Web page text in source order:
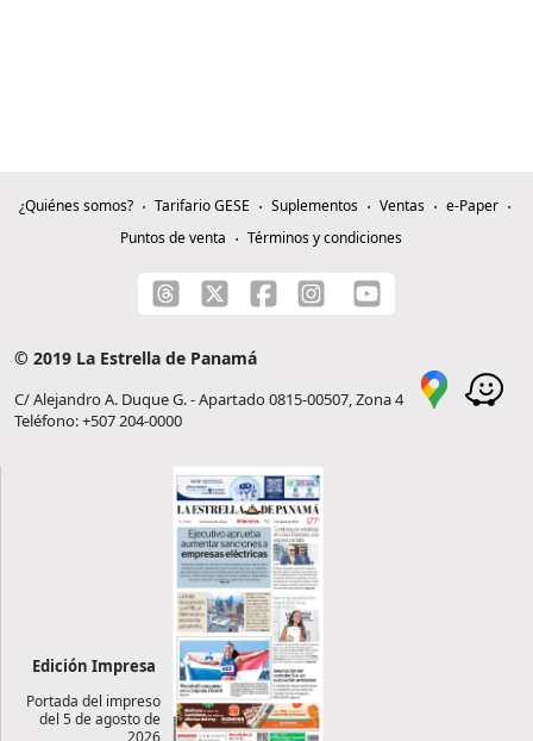
¿Quiénes somos? Tarifario GESE Suplementos Ventas
e-Paper
Puntos de venta
Términos y condiciones
© 2019 La Estrella de Panamá
C/ Alejandro A. Duque G. - Apartado 0815-00507, Zona 4
Teléfono: +507 204-0000
Edición Impresa
Portada del impreso
del 5 de agosto de
2026